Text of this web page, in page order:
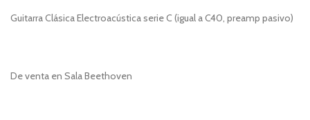
Guitarra Clásica Electroacústica serie C (igual a C40, preamp pasivo)
De venta en Sala Beethoven